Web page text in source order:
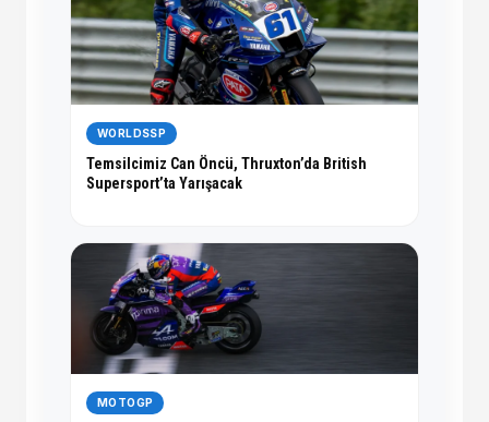
WORLDSSP
Temsilcimiz Can Öncü, Thruxton’da British
Supersport’ta Yarışacak
MOTOGP